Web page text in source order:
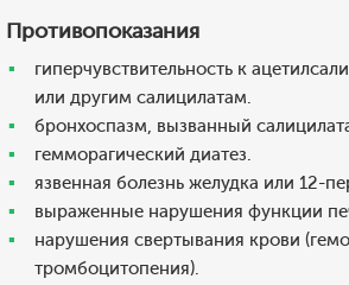
Противопоказания
гиперчувствительность к
или другим салицилатам.
бронхоспазм, вызванный
гемморагический диатез.
язвенная болезнь желудка или 12-
выраженные нарушения функции
нарушения свертывания крови
тромбоцитопения).